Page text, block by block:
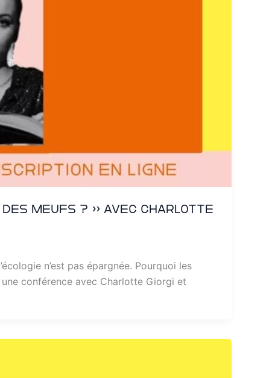
meufs ? » avec Charlotte
n’est pas épargnée. Pourquoi les
conférence avec Charlotte Giorgi et